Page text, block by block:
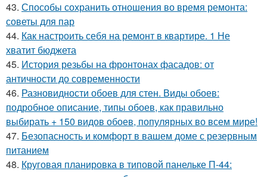
43. Способы сохранить отношения во время ремонта:
советы для пар
44. Как настроить себя на ремонт в квартире. 1 Не
хватит бюджета
45. История резьбы на фронтонах фасадов: от
античности до современности
46. Разновидности обоев для стен. Виды обоев:
подробное описание, типы обоев, как правильно
выбирать + 150 видов обоев, популярных во всем мире!
47. Безопасность и комфорт в вашем доме с резервным
питанием
48. Круговая планировка в типовой панельке П-44: